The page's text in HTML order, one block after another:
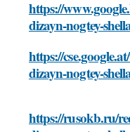
https://
dizayn-nogtey-
https://
dizayn-nogtey-
https://rusokb.ru/